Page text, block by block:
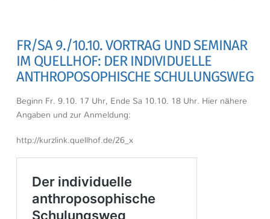
FR/SA 9./10.10. VORTRAG UND SEMINAR
IM QUELLHOF: DER INDIVIDUELLE
ANTHROPOSOPHISCHE SCHULUNGSWEG
Beginn Fr. 9.10. 17 Uhr, Ende Sa 10.10. 18 Uhr. Hier nähere
Angaben und zur Anmeldung:
http://kurzlink.quellhof.de/26_x